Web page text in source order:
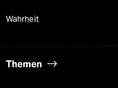
Wahrheit
Themen